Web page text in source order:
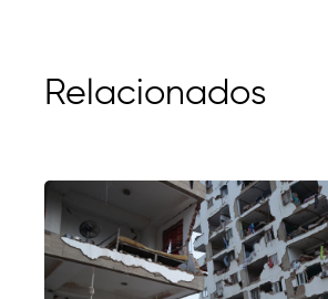
Relacionados